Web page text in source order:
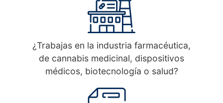
¿Trabajas en la industria farmacéutica,
de cannabis medicinal, dispositivos
médicos, biotecnología o salud?